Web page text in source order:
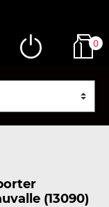
0
(13090)